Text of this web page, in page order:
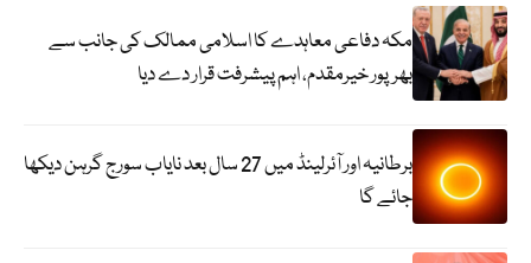
مکہ دفاعی معاہدے کا اسلامی ممالک کی جانب سے
بھرپور خیرمقدم، اہم پیشرفت قرار دے دیا
برطانیہ اور آئرلینڈ میں 27 سال بعد نایاب سورج گرہن دیکھا
جائے گا